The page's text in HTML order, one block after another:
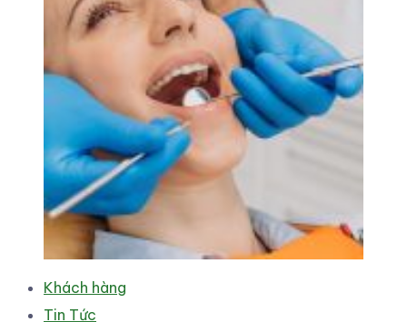
Khách hàng
Tin Tức